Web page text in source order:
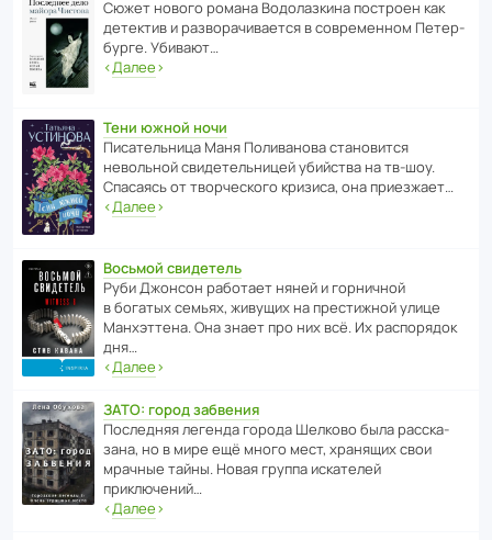
Сюжет нового романа Водо­ла­з­кина пост­роен как
дете­ктив и разво­ра­чи­ва­ется в совре­менном Пете­р­
бурге. Убивают…
‹Далее›
Тени южной ночи
Писа­тель­ница Маня Поли­ва­нова стано­вится
невольной свиде­тель­ницей убийства на тв-шоу.
Спасаясь от твор­че­с­кого кризиса, она приезжает…
‹Далее›
Восьмой свидетель
Руби Джонсон рабо­тает няней и горни­чной
в богатых семьях, живущих на прес­ти­жной улице
Манх­эт­тена. Она знает про них всё. Их распо­рядок
дня…
‹Далее›
ЗАТО: город забвения
После­дняя легенда города Шелково была расска­
зана, но в мире ещё много мест, хранящих свои
мрачные тайны. Новая группа иска­телей
приключений…
‹Далее›